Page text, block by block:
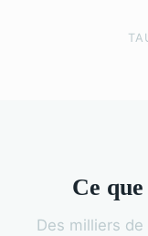
Ce
Des milliers